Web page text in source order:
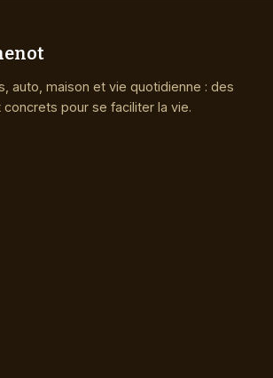
auto, maison et vie quotidienne : des
pour se faciliter la vie.